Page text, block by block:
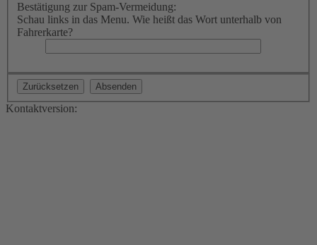
Bestätigung zur Spam-Vermeidung:
Schau links in das Menu. Wie heißt das Wort unterhalb von
Fahrerkarte?
Kontaktversion: